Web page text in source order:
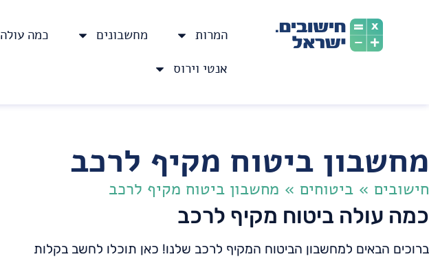
המרות מחשבונים כמה עולה
אנטי וירוס
מחשבון ביטוח מקיף לרכב
חישובים » ביטוחים » מחשבון ביטוח מקיף לרכב
כמה עולה ביטוח מקיף לרכב
ברוכים הבאים למחשבון הביטוח המקיף לרכב שלנו! כאן תוכלו לחשב בקלות